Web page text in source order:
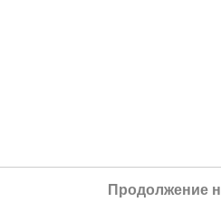
Продолжение